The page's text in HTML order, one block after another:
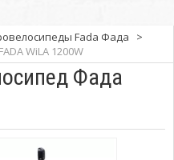
Fada Фада
>
WiLA 1200W
Фада